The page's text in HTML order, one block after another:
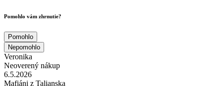
Pomohlo vám zhrnutie?
Pomohlo
Nepomohlo
Veronika
Neoverený nákup
6.5.2026
Mafiáni z Talianska